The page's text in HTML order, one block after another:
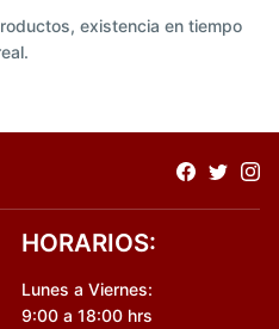
existencia en tiempo
HORARIOS:
Lunes a Viernes:
9:00 a 18:00 hrs